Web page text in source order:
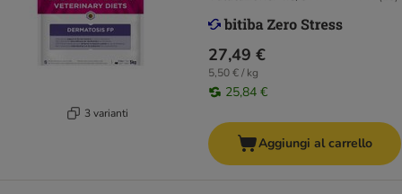
3 varianti
27,49 €
5,50 € / kg
25,84 €
Aggiungi al carrello